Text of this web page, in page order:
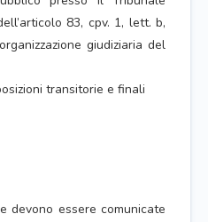
83, cpv. 1, lett. b,
giudiziaria del
transitorie e finali
devono essere comunicate